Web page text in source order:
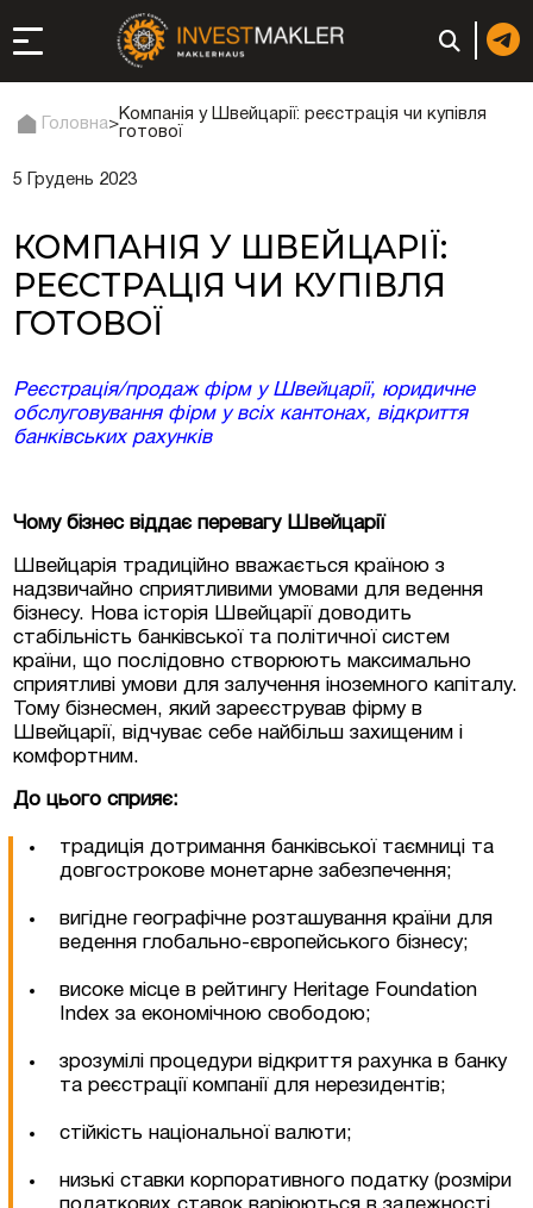
довгострокової
та супутні
реєстрація чи
(фірми) у
ОАЕ | Відкрити
проєкти та
та Австрії
нерухомість у
Головна>
Компанія у Швейцарії: реєстрація чи купівля
готової
5 Грудень 2023
КОМПАНІЯ У ШВЕЙЦАРІЇ:
РЕЄСТРАЦІЯ ЧИ КУПІВЛЯ
ГОТОВОЇ
Реєстрація/продаж фірм у Швейцарії, юридичне
обслуговування фірм у всіх кантонах, відкриття
банківських рахунків
Чому бізнес віддає перевагу Швейцарії
Швейцарія традиційно вважається країною з
надзвичайно сприятливими умовами для ведення
бізнесу. Нова історія Швейцарії доводить
стабільність банківської та політичної систем
країни, що послідовно створюють максимально
сприятливі умови для залучення іноземного капіталу.
Тому бізнесмен, який зареєстрував фірму в
Швейцарії, відчуває себе найбільш захищеним і
комфортним.
До цього сприяє:
традиція дотримання банківської таємниці та
довгострокове монетарне забезпечення;
вигідне географічне розташування країни для
ведення глобально-європейського бізнесу;
високе місце в рейтингу Heritage Foundation
Index за економічною свободою;
зрозумілі процедури відкриття рахунка в банку
та реєстрації компанії для нерезидентів;
стійкість національної валюти;
низькі ставки корпоративного податку (розміри